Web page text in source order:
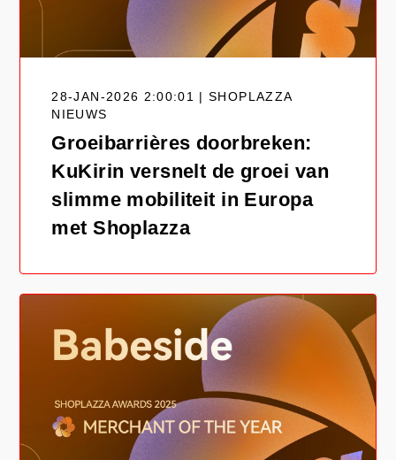
28-JAN-2026 2:00:01 | SHOPLAZZA
NIEUWS
Groeibarrières doorbreken:
KuKirin versnelt de groei van
slimme mobiliteit in Europa
met Shoplazza